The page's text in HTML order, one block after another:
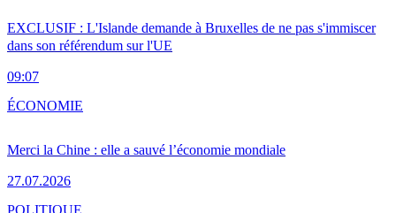
EXCLUSIF : L'Islande demande à Bruxelles de ne pas s'immiscer
dans son référendum sur l'UE
09:07
Merci la Chine : elle a sauvé l’économie mondiale
27.07.2026
ÉCONOMIE
POLITIQUE